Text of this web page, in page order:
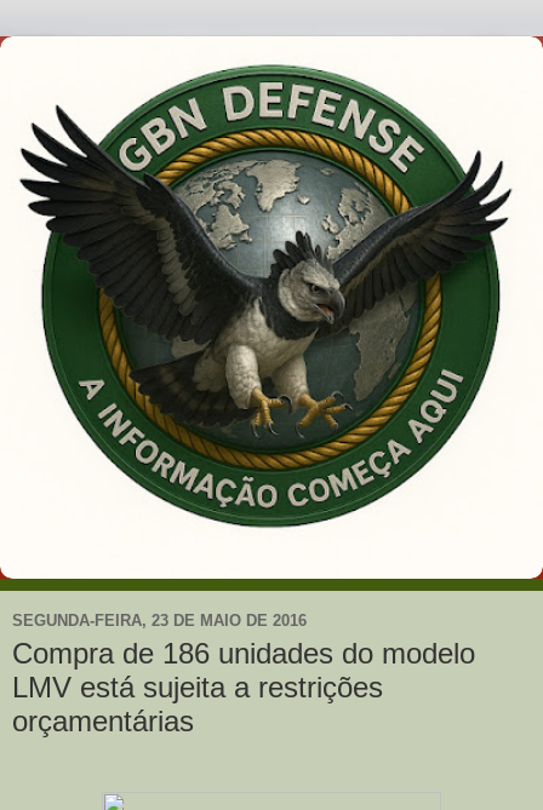
SEGUNDA-FEIRA, 23 DE MAIO DE 2016
Compra de 186 unidades do modelo
LMV está sujeita a restrições
orçamentárias